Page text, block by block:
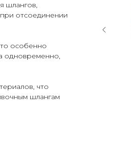
шлангов,
отсоединении
особенно
одновременно,
что
шлангам